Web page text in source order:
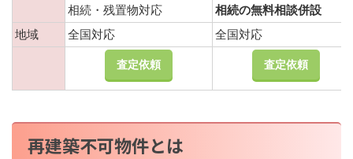
相続・残置物対応
相続の無料相談併設
地域
全国対応 全国対応
査定依頼 査定依頼
再建築不可物件とは